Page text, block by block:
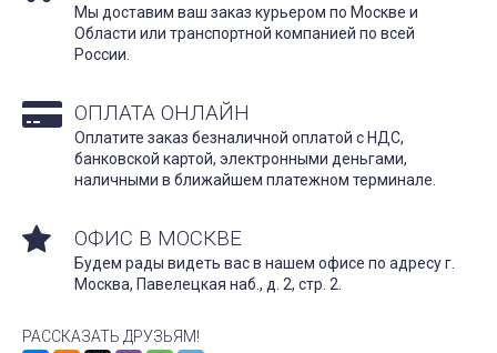
Мы доставим ваш заказ курьером по Москве и
Области или транспортной компанией по всей
России.
ОПЛАТА ОНЛАЙН
Оплатите заказ безналичной оплатой с НДС,
банковской картой, электронными деньгами,
наличными в ближайшем платежном терминале.
ОФИС В МОСКВЕ
Будем рады видеть вас в нашем офисе по адресу г.
Москва, Павелецкая наб., д. 2, стр. 2.
РАССКАЗАТЬ ДРУЗЬЯМ!